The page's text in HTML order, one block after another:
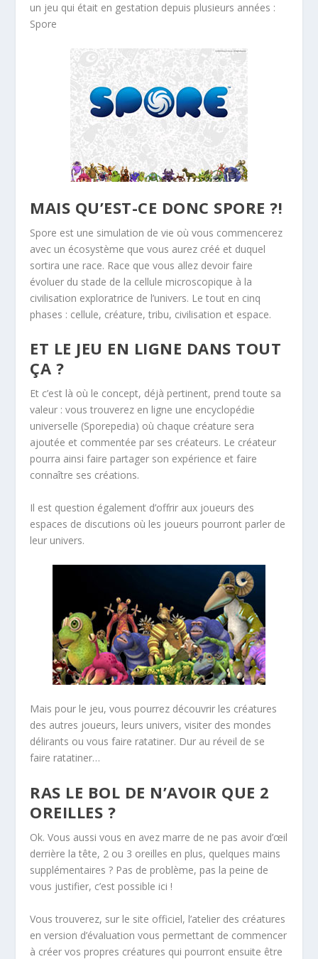
un jeu qui était en gestation depuis plusieurs années :
Spore
MAIS QU’EST-CE DONC SPORE ?!
Spore est une simulation de vie où vous commencerez
avec un écosystème que vous aurez créé et duquel
sortira une race. Race que vous allez devoir faire
évoluer du stade de la cellule microscopique à la
civilisation exploratrice de l’univers. Le tout en cinq
phases : cellule, créature, tribu, civilisation et espace.
ET LE JEU EN LIGNE DANS TOUT
ÇA ?
Et c’est là où le concept, déjà pertinent, prend toute sa
valeur : vous trouverez en ligne une encyclopédie
universelle (Sporepedia) où chaque créature sera
ajoutée et commentée par ses créateurs. Le créateur
pourra ainsi faire partager son expérience et faire
connaître ses créations.
Il est question également d’offrir aux joueurs des
espaces de discutions où les joueurs pourront parler de
leur univers.
Mais pour le jeu, vous pourrez découvrir les créatures
des autres joueurs, leurs univers, visiter des mondes
délirants ou vous faire ratatiner. Dur au réveil de se
faire ratatiner…
RAS LE BOL DE N’AVOIR QUE 2
OREILLES ?
Ok. Vous aussi vous en avez marre de ne pas avoir d’œil
derrière la tête, 2 ou 3 oreilles en plus, quelques mains
supplémentaires ? Pas de problème, pas la peine de
vous justifier, c’est possible ici !
Vous trouverez, sur le site officiel, l’atelier des créatures
en version d’évaluation vous permettant de commencer
à créer vos propres créatures qui pourront ensuite être